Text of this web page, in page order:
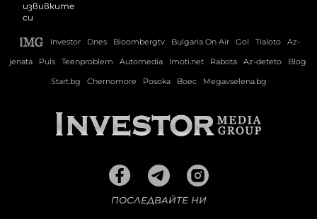
Investor Dnes Bloombergtv Bulgaria On Air Gol Tialoto
Az-
jenata
Puls Teenproblem Automedia Imoti.net Rabota Az-deteto
Blog
Start.bg
Chernomore Posoka Boec Megavselena.bg
ПОСЛЕДВАЙТЕ НИ